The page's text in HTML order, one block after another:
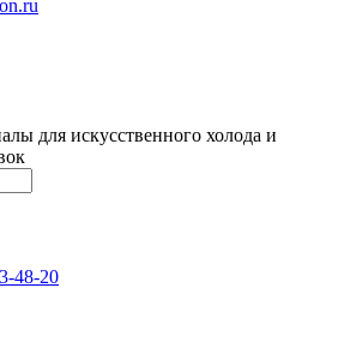
для искусственного холода и
48-20